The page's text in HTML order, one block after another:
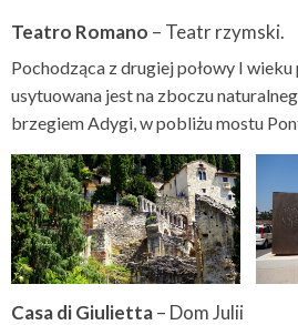
Teatro Romano – Teatr rzymski.
Pochodząca z drugiej połowy I wieku
usytuowana jest na zboczu
brzegiem Adygi, w pobliżu mostu
Casa di Giulietta– Dom Julii